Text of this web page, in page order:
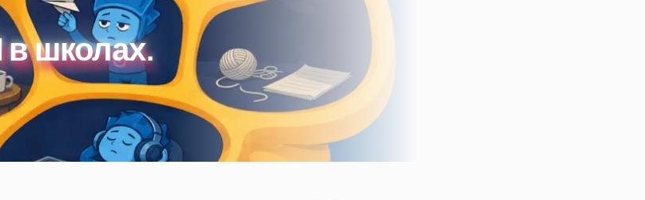
в школах.